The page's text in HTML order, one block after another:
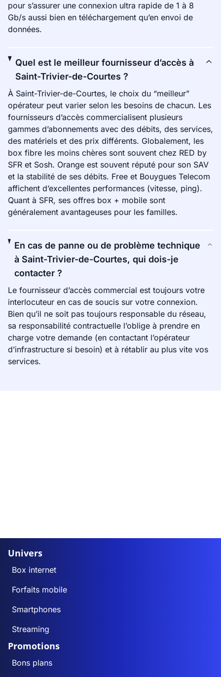
pour s’assurer une connexion ultra rapide de 1 à 8
Gb/s aussi bien en téléchargement qu’en envoi de
données.
Quel est le meilleur fournisseur d’accès à
Saint-Trivier-de-Courtes ?
À Saint-Trivier-de-Courtes, le choix du “meilleur”
opérateur peut varier selon les besoins de chacun. Les
fournisseurs d’accès commercialisent plusieurs
gammes d’abonnements avec des débits, des services,
des matériels et des prix différents. Globalement, les
box fibre les moins chères sont souvent chez RED by
SFR et Sosh. Orange est souvent réputé pour son SAV
et la stabilité de ses débits. Free et Bouygues Telecom
affichent d’excellentes performances (vitesse, ping).
Quant à SFR, ses offres box + mobile sont
généralement avantageuses pour les familles.
En cas de panne ou de problème technique
à Saint-Trivier-de-Courtes, qui dois-je
contacter ?
Le fournisseur d’accès commercial est toujours votre
interlocuteur en cas de soucis sur votre connexion.
Bien qu’il ne soit pas toujours responsable du réseau,
sa responsabilité contractuelle l’oblige à prendre en
charge votre demande (en contactant l’opérateur
d’infrastructure si besoin) et à rétablir au plus vite vos
services.
Univers
Box internet
Forfaits mobile
Smartphones
Streaming
Promotions
Bons plans